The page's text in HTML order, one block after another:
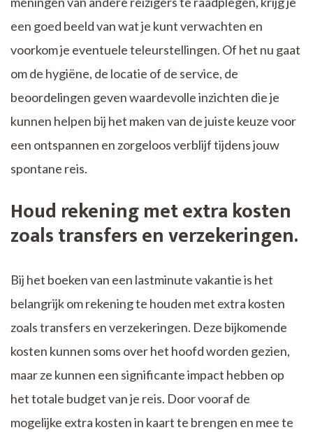
een goed beeld van wat je kunt verwachten en
voorkom je eventuele teleurstellingen. Of het nu gaat
om de hygiëne, de locatie of de service, de
beoordelingen geven waardevolle inzichten die je
kunnen helpen bij het maken van de juiste keuze voor
een ontspannen en zorgeloos verblijf tijdens jouw
spontane reis.
Houd rekening met extra kosten
zoals transfers en verzekeringen.
Bij het boeken van een lastminute vakantie is het
belangrijk om rekening te houden met extra kosten
zoals transfers en verzekeringen. Deze bijkomende
kosten kunnen soms over het hoofd worden gezien,
maar ze kunnen een significante impact hebben op
het totale budget van je reis. Door vooraf de
mogelijke extra kosten in kaart te brengen en mee te